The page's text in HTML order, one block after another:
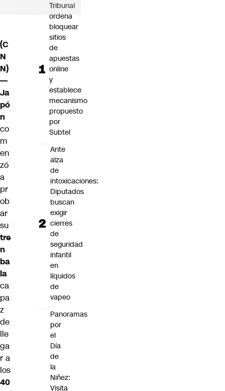
(C
N
N)
—
Ja
pó
n
co
m
en
zó
a
pr
ob
ar
su
tre
n
ba
la
ca
pa
z
de
lle
ga
r a
los
40
Tribunal
ordena
bloquear
sitios
de
apuestas
online
y
establece
mecanismo
propuesto
por
Subtel
Ante
alza
de
intoxicaciones:
Diputados
buscan
exigir
cierres
de
seguridad
infantil
en
líquidos
de
vapeo
Panoramas
por
el
Día
de
la
Niñez:
Visita